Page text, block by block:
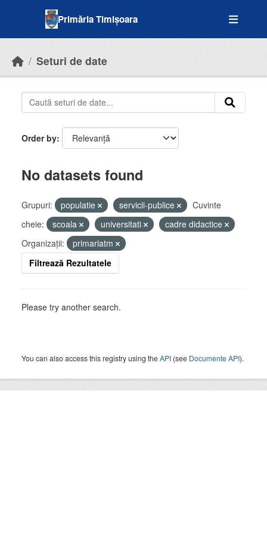
Primăria Timișoara
Seturi de date
Order by
No datasets found
Grupuri: populatie servicii-publice
Cuvinte
cheie:
scoala universitati
cadre didactice
Organizații:
primariatm
Filtrează Rezultatele
Please try another search.
You can also access this registry using theAPI (see Documente API).